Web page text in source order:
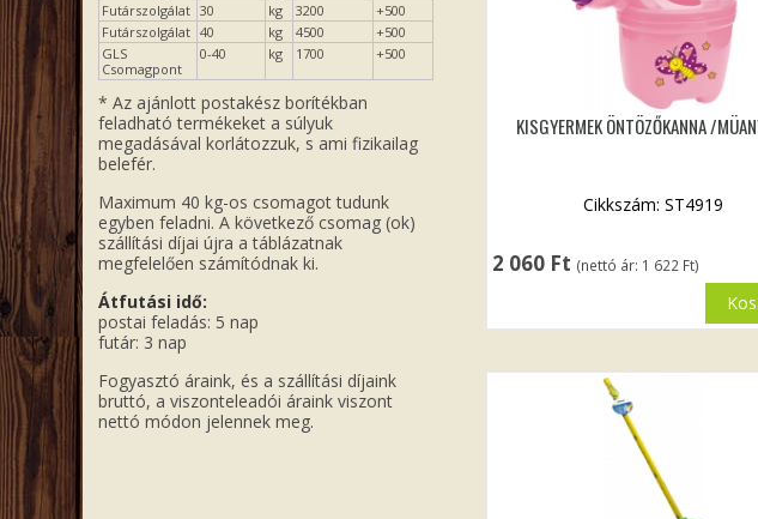
KISGYERMEK ÖNTÖZŐKANNA /
2 060 Ft (nettó ár: 1 622 Ft)
Cikkszám: ST4919
Futárszolgálat 30 kg 3200
+500
Futárszolgálat 40 kg 4500
+500
GLS
Csomagpont
0-40 kg 1700 +500
* Az ajánlott postakész borítékban
feladható termékeket a súlyuk
megadásával korlátozzuk, s ami fizikailag
belefér.
Maximum 40 kg-os csomagot tudunk
egyben feladni. A következő csomag (ok)
szállítási díjai újra a táblázatnak
megfelelően számítódnak ki.
Átfutási idő:
postai feladás: 5 nap
futár: 3 nap
Fogyasztó áraink, és a szállítási díjaink
bruttó, a viszonteleadói áraink viszont
nettó módon jelennek meg.